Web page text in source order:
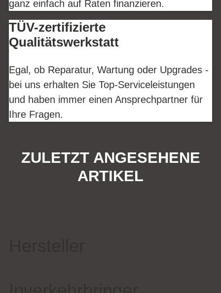
ganz einfach auf Raten finanzieren.
TÜV-zertifizierte
Qualitätswerkstatt
Egal, ob Reparatur, Wartung oder Upgrades -
bei uns erhalten Sie Top-Serviceleistungen
und haben immer einen Ansprechpartner für
Ihre Fragen.
ZULETZT ANGESEHENE
ARTIKEL